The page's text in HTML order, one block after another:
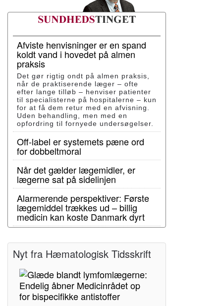
Afviste henvisninger er en spand
koldt vand i hovedet på almen
praksis
Det gør rigtig ondt på almen praksis,
når de praktiserende læger – ofte
efter lange tilløb – henviser patienter
til specialisterne på hospitalerne – kun
for at få dem retur med en afvisning.
Uden behandling, men med en
opfordring til fornyede undersøgelser.
Off-label er systemets pæne ord
for dobbeltmoral
Når det gælder lægemidler, er
lægerne sat på sidelinjen
Alarmerende perspektiver: Første
lægemiddel trækkes ud – billig
medicin kan koste Danmark dyrt
Nyt fra Hæmatologisk Tidsskrift